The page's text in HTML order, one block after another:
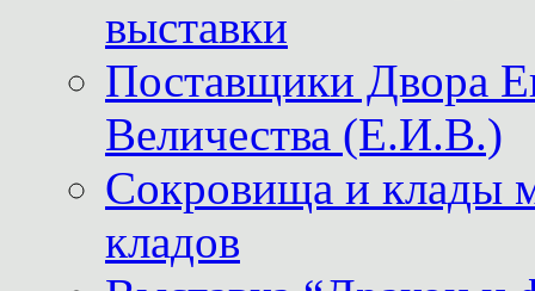
выставки
Поставщики
Величества (Е.И.В.)
Сокровища и клады
кладов